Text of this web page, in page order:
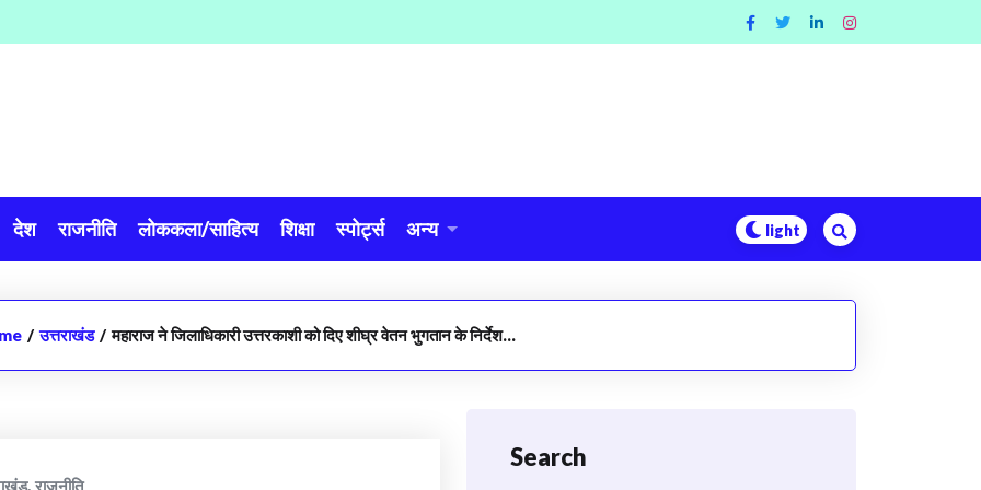
देश राजनीति लोककला/साहित्य शिक्षा स्पोर्ट्स अन्य
/ उत्तराखंड / महाराज ने जिलाधिकारी उत्तरकाशी को दिए शीघ्र वेतन भुगतान के निर्देश…
, राजनीति
Search